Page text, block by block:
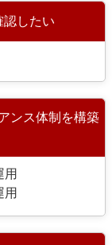
認したい
ンス体制を構築
用
用